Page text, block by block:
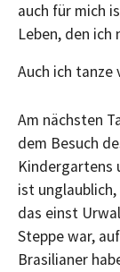
auch für mich
Leben, den ich
Auch ich tanze
Am nächsten
dem Besuch
Kindergartens
ist
das einst
Steppe war,
Brasilianer